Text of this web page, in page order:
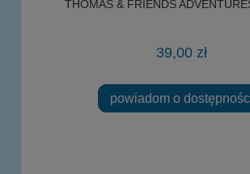
THOMAS & FRIENDS
39,00 zł
powiadom o